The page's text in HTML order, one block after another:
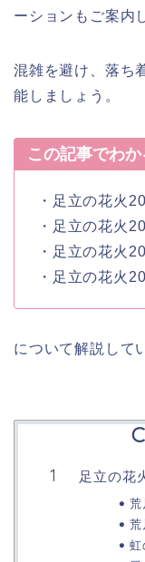
ーションもご案内
混雑を避け、落ち
能しましょう。
この記事でわか
・足立の花火
・足立の花火
・足立の花火
・足立の花火
について解説して
足立の花
荒
荒
虹